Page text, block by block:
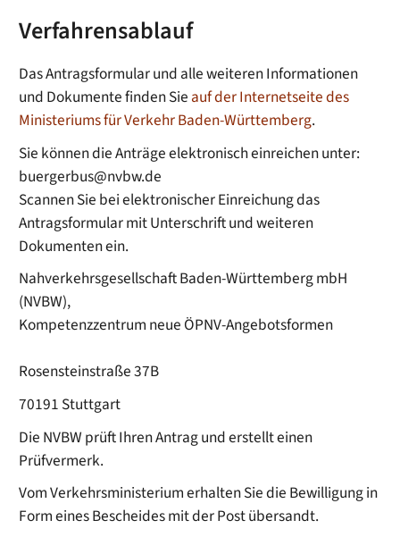
Verfahrensablauf
Das Antragsformular und alle weiteren Informationen
und Dokumente finden Sie auf der Internetseite des
Ministeriums für Verkehr Baden-Württemberg.
Sie können die Anträge elektronisch einreichen unter:
buergerbus@nvbw.de
Scannen Sie bei elektronischer Einreichung das
Antragsformular mit Unterschrift und weiteren
Dokumenten ein.
Nahverkehrsgesellschaft Baden-Württemberg mbH
(NVBW),
Kompetenzzentrum neue ÖPNV-Angebotsformen
Rosensteinstraße 37B
70191 Stuttgart
Die NVBW prüft Ihren Antrag und erstellt einen
Prüfvermerk.
Vom Verkehrsministerium erhalten Sie die Bewilligung in
Form eines Bescheides mit der Post übersandt.